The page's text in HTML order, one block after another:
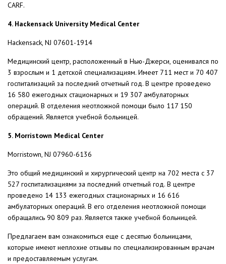
CARF.
4. Hackensack University Medical Center
Hackensack, NJ 07601-1914
Медицинский центр, расположенный в Нью-Джерси, оценивался по
3 взрослым и 1 детской специализациям. Имеет 711 мест и 70 407
госпитализаций за последний отчетный год. В центре проведено
16 580 ежегодных стационарных и 19 307 амбулаторных
операций. В отделения неотложной помощи было 117 150
обращений. Является учебной больницей.
5. Morristown Medical Center
Morristown, NJ 07960-6136
Это общий медицинский и хирургический центр на 702 места с 37
527 госпитализациями за последний отчетный год. В центре
проведено 14 133 ежегодных стационарных и 16 616
амбулаторных операций. В его отделения неотложной помощи
обращались 90 809 раз. Является также учебной больницей.
Предлагаем вам ознакомиться еще с десятью больницами,
которые имеют неплохие отзывы по специализированным врачам
и предоставляемым услугам.